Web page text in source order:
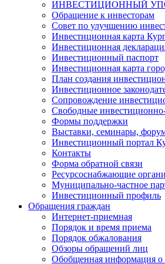
ИНВЕСТИЦИОННЫЙ
Обращение к инвесторам
Совет по улучшению
Инвестиционная карта
Инвестиционная
Инвестиционный паспорт
Инвестиционная карта
План создания
Инвестиционное
Сопровождение
Свободные
Формы поддержки
Выставки, семинары,
Инвестиционный портал
Контакты
Форма обратной связи
Ресурсоснабжающие
Муниципально-частное
Инвестиционный профиль
Обращения граждан
Интернет-приемная
Порядок и время приема
Порядок обжалования
Обзоры обращений лиц
Обобщенная информация о